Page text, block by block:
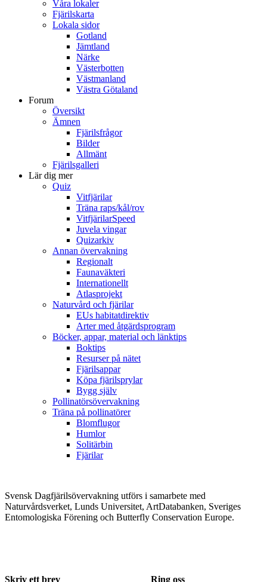
Våra lokaler
Fjärilskarta
Lokala sidor
Gotland
Jämtland
Närke
Västerbotten
Västmanland
Västra Götaland
Forum
Översikt
Ämnen
Fjärilsfrågor
Bilder
Allmänt
Fjärilsgalleri
Lär dig mer
Quiz
Vitfjärilar
Träna raps/kål/rov
VitfjärilarSpeed
Juvela vingar
Quizarkiv
Annan övervakning
Regionalt
Faunaväkteri
Internationellt
Atlasprojekt
Naturvård och fjärilar
EUs habitatdirektiv
Arter med åtgärdsprogram
Böcker, appar, material och länktips
Boktips
Resurser på nätet
Fjärilsappar
Köpa fjärilsprylar
Bygg själv
Pollinatörsövervakning
Träna på pollinatörer
Blomflugor
Humlor
Solitärbin
Fjärilar
Svensk Dagfjärilsövervakning utförs i samarbete med
Naturvårdsverket, Lunds Universitet, ArtDatabanken, Sveriges
Entomologiska Förening och Butterfly Conservation Europe.
Skriv ett brev Ring oss